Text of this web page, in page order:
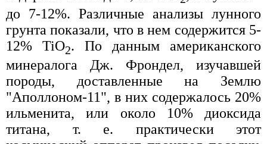
до 7-12%. Различные анализы лунного
грунта показали, что в нем содержится 5-
12% TiO2. По данным американского
минералога Дж. Фрондел, изучавшей
породы, доставленные на Землю
"Аполлоном-11", в них содержалось 20%
ильменита, или около 10% диоксида
титана, т. е. практически этот